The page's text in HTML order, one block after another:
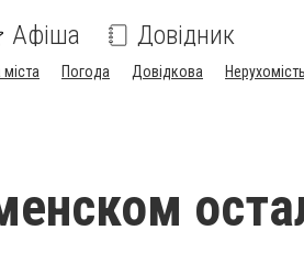
Афіша Довідник
міста Погода Довідкова Нерухомість